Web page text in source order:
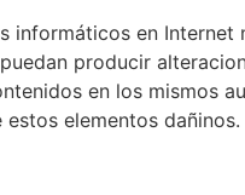
informáticos en
producir
en los mismos
elementos dañinos.